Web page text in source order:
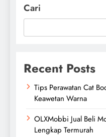
Cari
Recent Posts
Tips Perawatan Cat
Keawetan Warna
OLXMobbi Jual Beli
Lengkap Termurah